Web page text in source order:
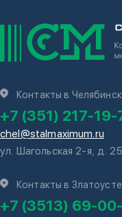
Контакты в
+7 (351) 217-19-
chel@stalmaximum.ru
ул. Шагольская 2-я, д.
Контакты в Златоусте
+7 (3513) 69-